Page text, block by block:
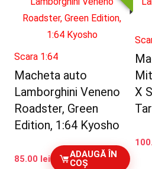
Scara 1:64
Macheta auto
Lamborghini Veneno
Roadster, Green
Edition, 1:64 Kyosho
85.00 lei
ADAUGĂ ÎN
COȘ
X